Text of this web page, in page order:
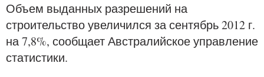
Объем выданных разрешений на
строительство увеличился за сентябрь 2012 г.
на 7,8%, сообщает Австралийское управление
статистики.